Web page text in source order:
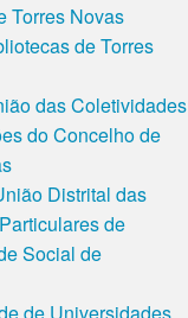
Torres Novas
de Torres
das Coletividades
do Concelho de
Distrital das
de
Social de
de Universidades